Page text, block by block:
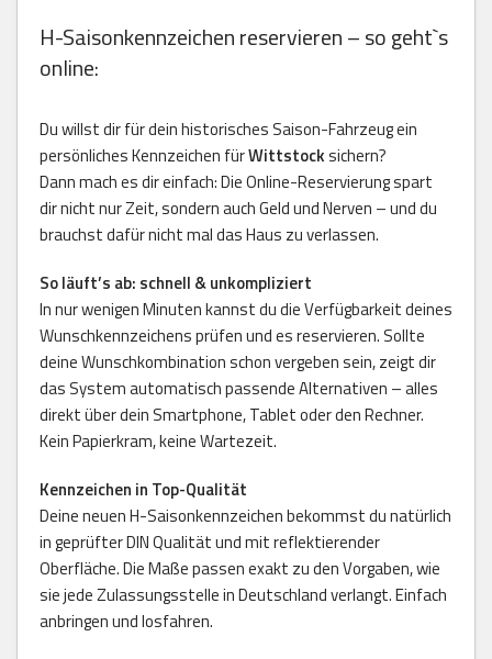
H-Saisonkennzeichen reservieren – so geht`s
online:
Du willst dir für dein historisches Saison-Fahrzeug ein
persönliches Kennzeichen fürWittstocksichern?
Dann mach es dir einfach: Die Online-Reservierung spart
dir nicht nur Zeit, sondern auch Geld und Nerven – und du
brauchst dafür nicht mal das Haus zu verlassen.
So läuft’s ab: schnell & unkompliziert
In nur wenigen Minuten kannst du die Verfügbarkeit deines
Wunschkennzeichens prüfen und es reservieren. Sollte
deine Wunschkombination schon vergeben sein, zeigt dir
das System automatisch passende Alternativen – alles
direkt über dein Smartphone, Tablet oder den Rechner.
Kein Papierkram, keine Wartezeit.
Kennzeichen in Top-Qualität
Deine neuen H-Saisonkennzeichen bekommst du natürlich
in geprüfter DIN Qualität und mit reflektierender
Oberfläche. Die Maße passen exakt zu den Vorgaben, wie
sie jede Zulassungsstelle in Deutschland verlangt. Einfach
anbringen und losfahren.